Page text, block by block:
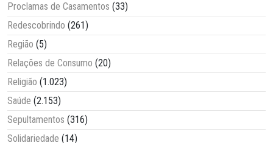
Proclamas de Casamentos (33)
Redescobrindo (261)
Região (5)
Relações de Consumo (20)
Religião (1.023)
Saúde (2.153)
Sepultamentos (316)
Solidariedade (14)